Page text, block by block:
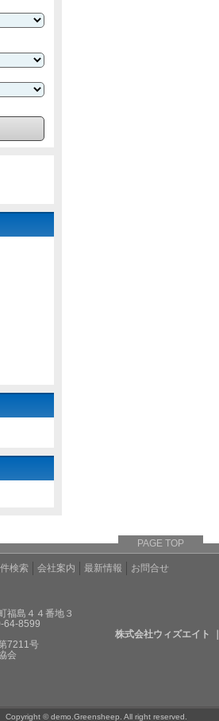
PAGE TOP
検索 会社案内 最新情報 お問合せ
福島４４番地３
64-8599
株式会社ウィズエイト
7211号
会
Copyright © demo.Greensheep. All right reserved.